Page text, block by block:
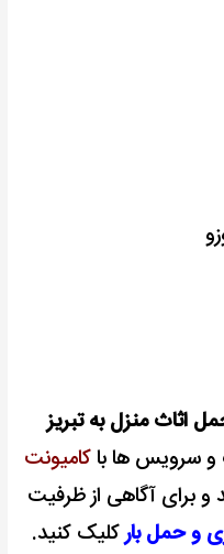
اثاث منزل به تبریز
و سرویس ها باکامیونت
وبرای آگاهی از ظرفیت
و حمل بارکلیک کنید.